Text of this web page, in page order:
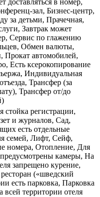
доставляться в номер,
зал, Бизнес-центр,
за детьми, Прачечная,
Завтрак может
Сервис по глажению
Обмен валюты,
Прокат автомобилей,
Есть ксерокопирование
Индивидуальная
Трансфер (за
Трансфер от/до
стойка регистрации,
и журналов, Сад,
есть отдельные
семей, Лифт, Сейф,
номера, Отопление, Для
камеры, На
запрещено курение,
(«шведский
есть парковка, Парковка
всей территории отеля